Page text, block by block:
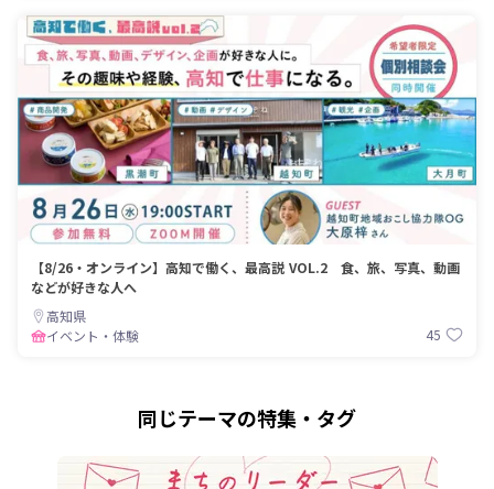
【8/26・オンライン】高知で働く、最高説 VOL.2 食、旅、写真、動画
などが好きな人へ
高知県
イベント・体験
45
同じテーマの特集・タグ